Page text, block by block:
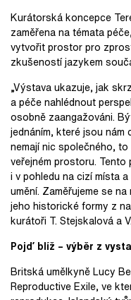
Kurátorská koncepce
zaměřena na témata
vytvořit prostor pro
zkušeností jazykem
„Výstava ukazuje, jak
a péče nahlédnout
osobně zaangažováni.
jednáním, které jsou
nemají nic společného,
veřejném prostoru.
i v pohledu na cizí místa
umění. Zaměřujeme se
jeho historické formy z
kurátoři T. Stejskalová a
Pojď blíž – výběr z
Britská umělkyně Lucy
Reproductive Exile, ve